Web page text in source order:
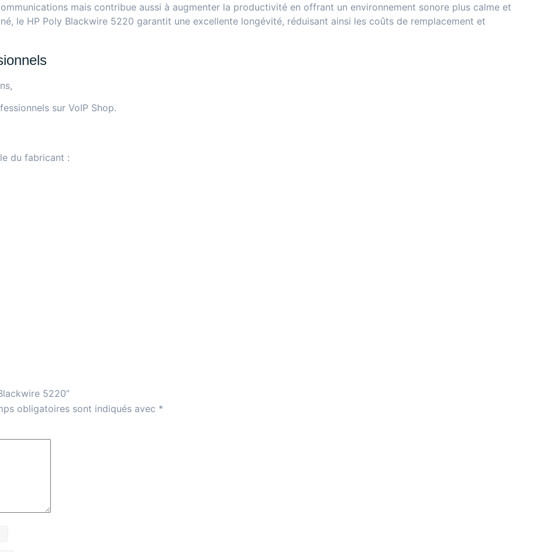
mais contribue aussi à augmenter la productivité en offrant un environnement sonore plus calme et
le HP Poly Blackwire 5220 garantit une excellente longévité, réduisant ainsi les coûts de remplacement et
sur VoIP Shop.
du fabricant :
5220”
obligatoires sont indiqués avec *